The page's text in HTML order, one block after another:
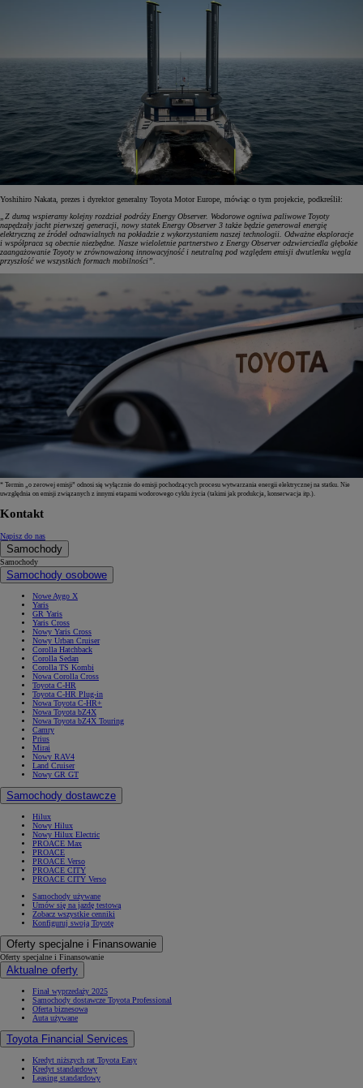
Yoshihiro Nakata, prezes i dyrektor generalny Toyota Motor Europe, mówiąc o tym projekcie, podkreślił:
„Z dumą wspieramy kolejny rozdział podróży Energy Observer. Wodorowe ogniwa paliwowe Toyoty
napędzały jacht pierwszej generacji, nowy statek Energy Observer 3 także będzie generował energię
elektryczną ze źródeł odnawialnych na pokładzie z wykorzystaniem naszej technologii. Odważne eksploracje
i współpraca są obecnie niezbędne. Nasze wieloletnie partnerstwo z Energy Observer odzwierciedla głębokie
zaangażowanie Toyoty w zrównoważoną innowacyjność i neutralną pod względem emisji dwutlenku węgla
przyszłość we wszystkich formach mobilności”.
* Termin „o zerowej emisji” odnosi się wyłącznie do emisji pochodzących procesu wytwarzania energii elektrycznej na statku. Nie
uwzględnia on emisji związanych z innymi etapami wodorowego cyklu życia (takimi jak produkcja, konserwacja itp.).
Kontakt
Napisz do nas
Samochody
Samochody
Samochody osobowe
Nowe Aygo X
Yaris
GR Yaris
Yaris Cross
Nowy Yaris Cross
Nowy Urban Cruiser
Corolla Hatchback
Corolla Sedan
Corolla TS Kombi
Nowa Corolla Cross
Toyota C-HR
Toyota C-HR Plug-in
Nowa Toyota C-HR+
Nowa Toyota bZ4X
Nowa Toyota bZ4X Touring
Camry
Prius
Mirai
Nowy RAV4
Land Cruiser
Nowy GR GT
Samochody dostawcze
Hilux
Nowy Hilux
Nowy Hilux Electric
PROACE Max
PROACE
PROACE Verso
PROACE CITY
PROACE CITY Verso
Samochody używane
Umów się na jazdę testową
Zobacz wszystkie cenniki
Konfiguruj swoją Toyotę
Oferty specjalne i Finansowanie
Oferty specjalne i Finansowanie
Aktualne oferty
Finał wyprzedaży 2025
Samochody dostawcze Toyota Professional
Oferta biznesowa
Auta używane
Toyota Financial Services
Kredyt niższych rat Toyota Easy
Kredyt standardowy
Leasing standardowy